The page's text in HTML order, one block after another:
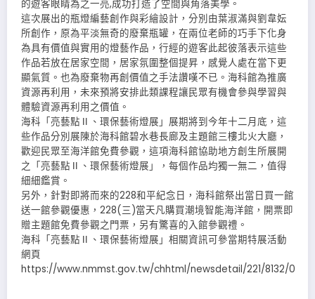
的遊客眼睛為之一亮,成功打造了空間與角落美學。
這次展出的瓶燈編藝創作與彩繪設計，分別由葉淑滿與劉韋妘
所創作，原為平淡無奇的廢棄瓶罐，在兩位老師的巧手下化身
為具有價值與實用的燈藝作品，行經的遊客此起彼落表示這些
作品若放在居家空間，居家氛圍整個提昇，感覺人處在當下更
顯氣質。也為廢棄物再創價值之手法讚嘆不已。海科館為推廣
資源再利用，未來預將安排此類課程讓民眾有機會參與學習與
體驗資源再利用之價值。
海科「亮藝點Ⅱ、環保藝術燈展」展期將到今年十二月底，這
些作品分別展陳於海科館碧水巷長廊及主題館三樓北火大廳，
歡迎民眾至海洋館免費參觀，這項海科館協助地方創生所展開
之「亮藝點Ⅱ、環保藝術燈展」，每個作品均獨一無二，值得
細細鑑賞。
另外，針對即將而來的228和平紀念日，海科館祭出當日買一館
送一館參觀優惠，228(三)當天凡購買潮境智能海洋館，開票即
贈主題館免費參觀之門票，另有驚喜的入館參觀禮。
海科「亮藝點Ⅱ、環保藝術燈展」相關資訊可參當期特展活動
網頁
https://www.nmmst.gov.tw/chhtml/newsdetail/221/8132/0